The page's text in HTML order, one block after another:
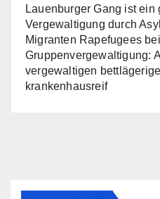
Lauenburger Gang ist ein
Vergewaltigung durch
Migranten Rapefugees bei
Gruppenvergewaltigung:
vergewaltigen
krankenhausreif